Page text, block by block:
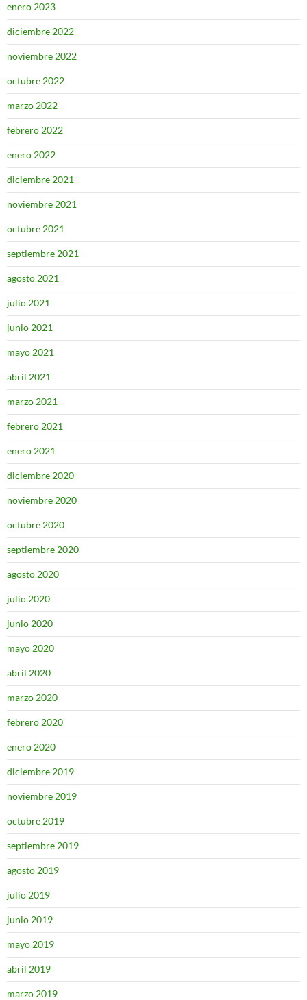
enero 2023
diciembre 2022
noviembre 2022
octubre 2022
marzo 2022
febrero 2022
enero 2022
diciembre 2021
noviembre 2021
octubre 2021
septiembre 2021
agosto 2021
julio 2021
junio 2021
mayo 2021
abril 2021
marzo 2021
febrero 2021
enero 2021
diciembre 2020
noviembre 2020
octubre 2020
septiembre 2020
agosto 2020
julio 2020
junio 2020
mayo 2020
abril 2020
marzo 2020
febrero 2020
enero 2020
diciembre 2019
noviembre 2019
octubre 2019
septiembre 2019
agosto 2019
julio 2019
junio 2019
mayo 2019
abril 2019
marzo 2019